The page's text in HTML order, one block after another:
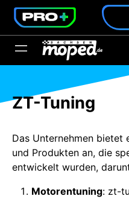
springen
ZT-Tuning
Das Unternehmen bietet
und Produkten an, die
entwickelt wurden,
Motorentuning: zt-